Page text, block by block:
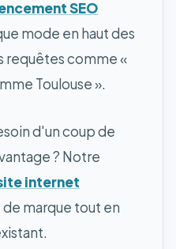
SEO
mode en haut des
requêtes comme «
Toulouse ».
d'un coup de
? Notre
internet
marque tout en